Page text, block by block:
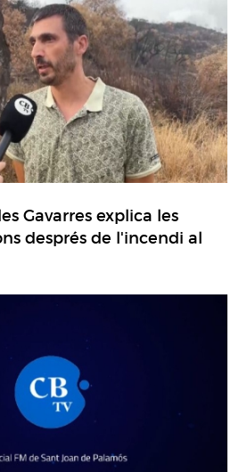
Gavarres explica les
després de l'incendi al